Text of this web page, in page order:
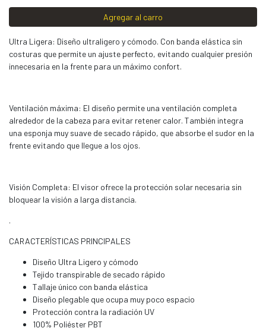
Agregar al carro
Ultra Ligera: Diseño ultraligero y cómodo. Con banda elástica sin
costuras que permite un ajuste perfecto, evitando cualquier presión
innecesaria en la frente para un máximo confort.
Ventilación máxima: El diseño permite una ventilación completa
alrededor de la cabeza para evitar retener calor. También integra
una esponja muy suave de secado rápido, que absorbe el sudor en la
frente evitando que llegue a los ojos.
Visión Completa: El visor ofrece la protección solar necesaria sin
bloquear la visión a larga distancia.
.
CARACTERÍSTICAS PRINCIPALES
Diseño Ultra Ligero y cómodo
Tejido transpirable de secado rápido
Tallaje único con banda elástica
Diseño plegable que ocupa muy poco espacio
Protección contra la radiación UV
100% Poliéster PBT